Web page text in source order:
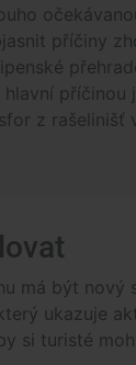
příčiny
hlavní příčinou
z rašelinišť
má být nový
ukazuje
si turisté